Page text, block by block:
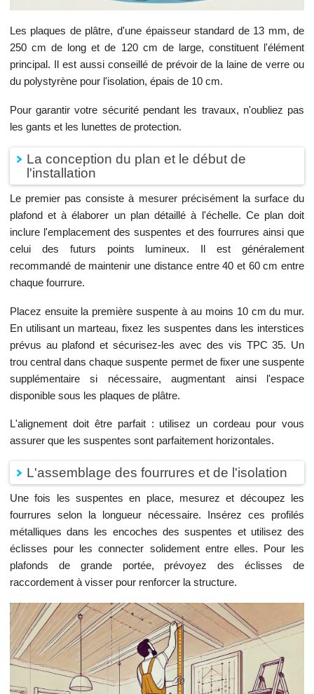
Les plaques de plâtre, d'une épaisseur standard de 13 mm, de
250 cm de long et de 120 cm de large, constituent l'élément
principal. Il est aussi conseillé de prévoir de la laine de verre ou
du polystyrène pour l'isolation, épais de 10 cm.
Pour garantir votre sécurité pendant les travaux, n'oubliez pas
les gants et les lunettes de protection.
La conception du plan et le début de
l'installation
Le premier pas consiste à mesurer précisément la surface du
plafond et à élaborer un plan détaillé à l'échelle. Ce plan doit
inclure l'emplacement des suspentes et des fourrures ainsi que
celui des futurs points lumineux. Il est généralement
recommandé de maintenir une distance entre 40 et 60 cm entre
chaque fourrure.
Placez ensuite la première suspente à au moins 10 cm du mur.
En utilisant un marteau, fixez les suspentes dans les interstices
prévus au plafond et sécurisez-les avec des vis TPC 35. Un
trou central dans chaque suspente permet de fixer une suspente
supplémentaire si nécessaire, augmentant ainsi l'espace
disponible sous les plaques de plâtre.
L'alignement doit être parfait : utilisez un cordeau pour vous
assurer que les suspentes sont parfaitement horizontales.
L'assemblage des fourrures et de l'isolation
Une fois les suspentes en place, mesurez et découpez les
fourrures selon la longueur nécessaire. Insérez ces profilés
métalliques dans les encoches des suspentes et utilisez des
éclisses pour les connecter solidement entre elles. Pour les
plafonds de grande portée, prévoyez des éclisses de
raccordement à visser pour renforcer la structure.